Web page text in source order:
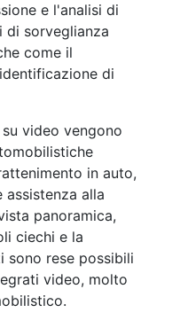
e l'analisi di
di sorveglianza
come il
di
video vengono
in auto,
assistenza alla
panoramica,
ciechi e la
sono rese possibili
video, molto